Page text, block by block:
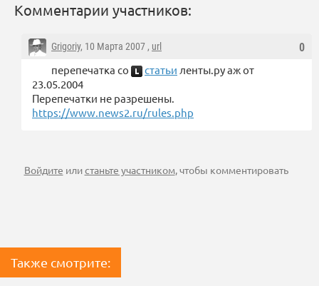
Комментарии участников:
0
Grigoriy, 10 Марта 2007 , url
перепечатка со статьи ленты.ру аж от
23.05.2004
Перепечатки не разрешены.
https://www.news2.ru/rules.php
Войдите илистаньте участником, чтобы комментировать
Также смотрите: